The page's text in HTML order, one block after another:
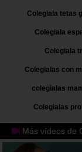
Colegiala tetas
Colegiala
Colegiala
Colegialas con
colegialas
Colegialas
Más vídeos de